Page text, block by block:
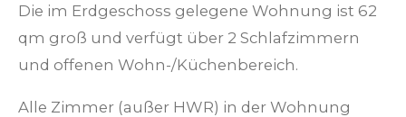
Die im Erdgeschoss gelegene Wohnung ist 62
qm groß und verfügt über 2 Schlafzimmern
und offenen Wohn-/Küchenbereich.
Alle Zimmer (außer HWR) in der Wohnung